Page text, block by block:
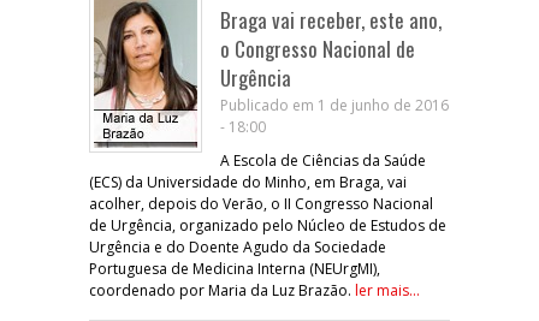
Braga vai receber, este ano,
o Congresso Nacional de
Urgência
Publicado em 1 de junho de 2016
- 18:00
A Escola de Ciências da Saúde
(ECS) da Universidade do Minho, em Braga, vai
acolher, depois do Verão, o II Congresso Nacional
de Urgência, organizado pelo Núcleo de Estudos de
Urgência e do Doente Agudo da Sociedade
Portuguesa de Medicina Interna (NEUrgMI),
coordenado por Maria da Luz Brazão. ler mais...